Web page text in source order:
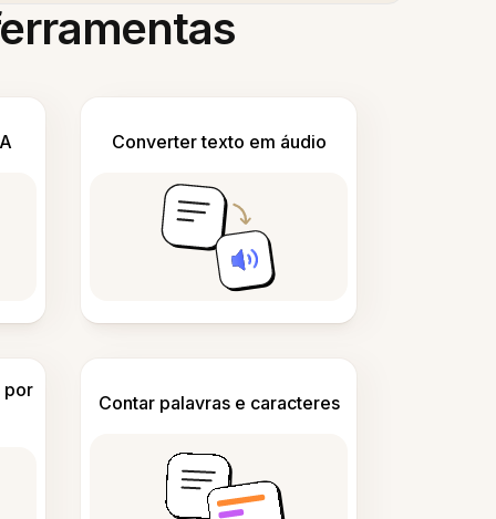
Converter texto em áudio
por
Contar palavras e caracteres